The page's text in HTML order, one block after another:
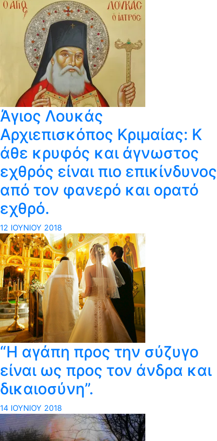
Άγιος Λουκάς
Αρχιεπισκόπος Κριμαίας: Κ​
άθε κρυφός και άγνωστος
εχθρός είναι πιο επικίνδυνο​ς
από τον φανερό και ορατό
εχθρό.
12 ΙΟΥΝΊΟΥ 2018
“Η αγάπη προς την σύζυγο
είναι ως προς τον άνδρα και
δικαιοσύνη”.
14 ΙΟΥΝΊΟΥ 2018